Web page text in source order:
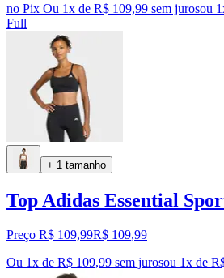
no Pix Ou 1x de R$ 109,99 sem jurosou 1
Full
+ 1 tamanho
Top Adidas Essential
Preço R$ 109,99R$ 109,99
Ou 1x de R$ 109,99 sem jurosou 1x de